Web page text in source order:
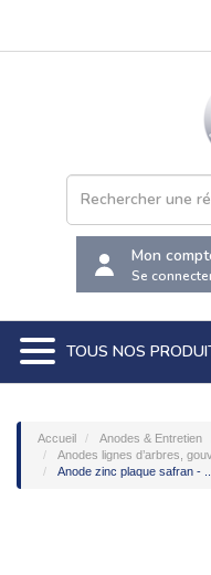
Mon
Se
TOUS NOS
Accueil Anodes & Entretien
Anodes lignes d’arbres,
Anode zinc plaque safran - ...